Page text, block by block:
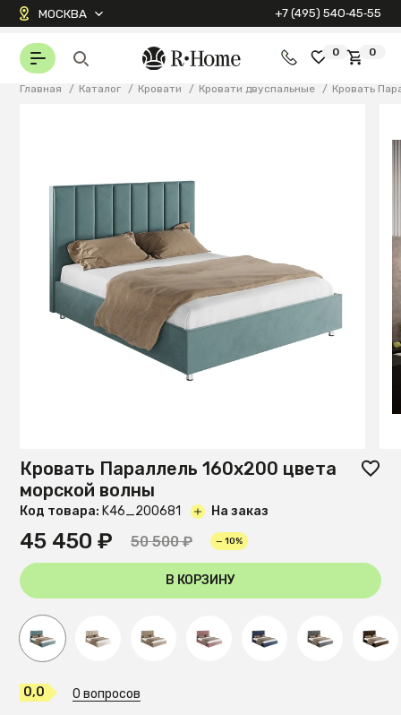
МОСКВА +7 (495) 540‑45‑55
0 0
Главная / Каталог / Кровати / Кровати двуспальные / Кровать
Кровать Параллель 160х200 цвета
морской волны
Код товара: K46_200681 На заказ
45 450 ₽ 50 500 ₽ — 10%
В КОРЗИНУ
0,0 0 вопросов